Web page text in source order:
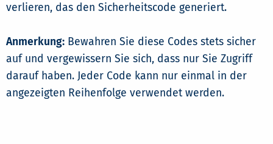
verlieren, das den Sicherheitscode generiert.
Anmerkung: Bewahren Sie diese Codes stets sicher
auf und vergewissern Sie sich, dass nur Sie Zugriff
darauf haben. Jeder Code kann nur einmal in der
angezeigten Reihenfolge verwendet werden.